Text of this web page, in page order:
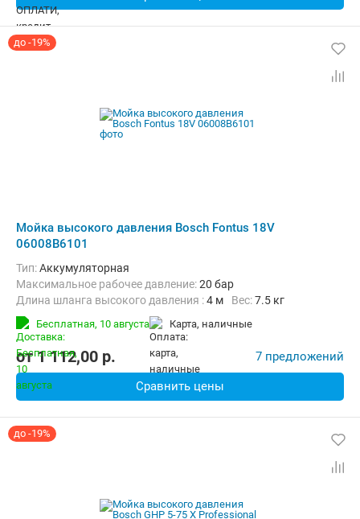
до -19%
Мойка высокого давления Bosch Fontus 18V
06008B6101
Тип:Аккумуляторная
Максимальное рабочее давление:20 бар
Длина шланга высокого давления :4 м Вес:7.5 кг
Бесплатная, 10 августа карта, наличные
от1 112,00 p. 7 предложений
Сравнить цены
до -19%